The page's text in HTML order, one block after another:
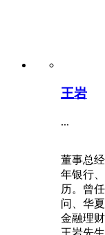
王岩
...
董事总
年银行
历。曾
问、华
金融理
王岩先